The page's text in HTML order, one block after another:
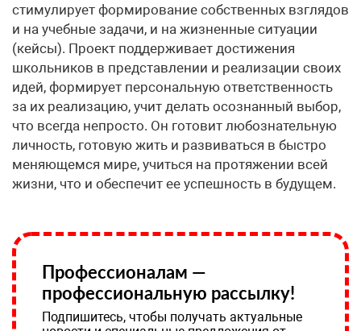
стимулирует формирование собственных взглядов
и на учебные задачи, и на жизненные ситуации
(кейсы). Проект поддерживает достижения
школьников в представлении и реализации своих
идей, формирует персональную ответственность
за их реализацию, учит делать осознанный выбор,
что всегда непросто. Он готовит любознательную
личность, готовую жить и развиваться в быстро
меняющемся мире, учиться на протяжении всей
жизни, что и обеспечит ее успешность в будущем.
Профессионалам —
профессиональную рассылку!
Подпишитесь, чтобы получать актуальные